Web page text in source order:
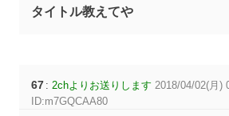
タイトル教えてや
67 : 2chよりお送りします 2018/04/02(月)
ID:m7GQCAA80